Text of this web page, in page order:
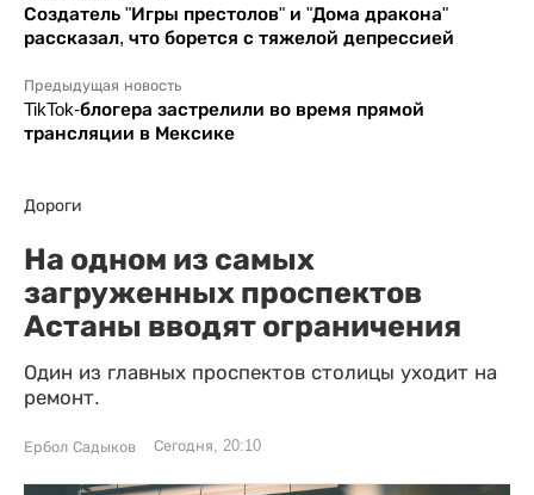
Создатель "Игры престолов" и "Дома дракона"
рассказал, что борется с тяжелой депрессией
Предыдущая новость
TikTok-блогера застрелили во время прямой
трансляции в Мексике
Дороги
На одном из самых
загруженных проспектов
Астаны вводят ограничения
Один из главных проспектов столицы уходит на
ремонт.
Ербол Садыков Сегодня, 20:10